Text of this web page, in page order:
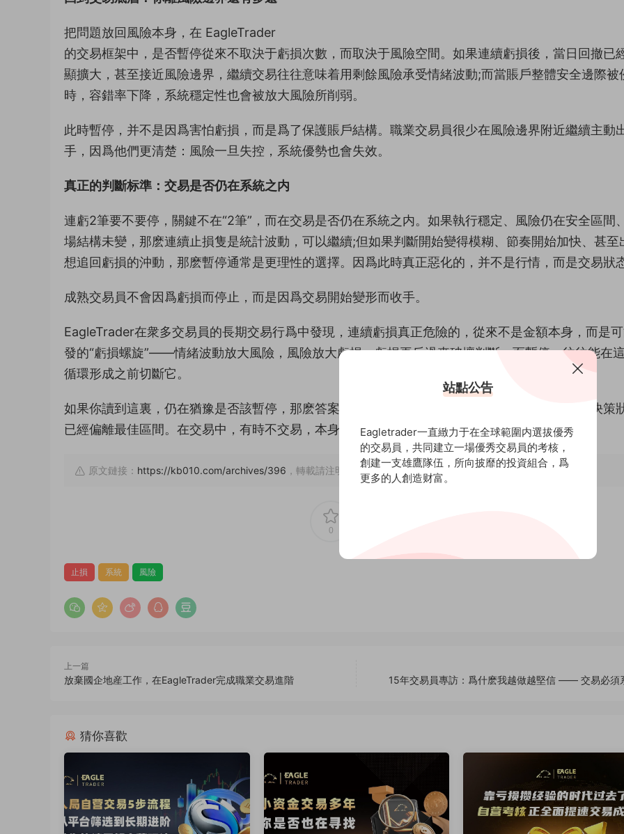
把問題放回風險本身，在 EagleTrader
的交易框架中，是否暫停從來不取決于虧損次數，而取決于風險空間。如果連續虧損後，當日回撤已
顯擴大，甚至接近風險邊界，繼續交易往往意味着用剩餘風險承受情緒波動;而當賬戶整體安全邊際被
時，容錯率下降，系統穩定性也會被放大風險所削弱。
此時暫停，并不是因爲害怕虧損，而是爲了保護賬戶結構。職業交易員很少在風險邊界附近繼續主動
手，因爲他們更清楚：風險一旦失控，系統優勢也會失效。
真正的判斷标準：交易是否仍在系統之内
連虧2筆要不要停，關鍵不在“2筆”，而在交易是否仍在系統之内。如果執行穩定、風險仍在安全區間
場結構未變，那麽連續止損隻是統計波動，可以繼續;但如果判斷開始變得模糊、節奏開始加快、甚至
想追回虧損的沖動，那麽暫停通常是更理性的選擇。因爲此時真正惡化的，并不是行情，而是交易狀态
成熟交易員不會因爲虧損而停止，而是因爲交易開始變形而收手。
EagleTrader在衆多交易員的長期交易行爲中發現，連續虧損真正危險的，從來不是金額本身，而是可
發的“虧損螺旋”——情緒波動放大風險，風險放大虧損，虧損再反過來破壞判斷。而暫停，往往能在
循環形成之前切斷它。
如果你讀到這裏，仍在猶豫是否該暫停，那麽答案往往已經很明确。因爲猶豫本身，就說明你的決策
已經偏離最佳區間。在交易中，有時不交易，本身就是一次經過風險控制後的“盈利”。
原文鏈接： https://kb010.com/archives/396 ，轉載請注明出處~~~
0
止損 系統 風險
上一篇
放棄國企地産工作，在EagleTrader完成職業交易進階 15年交易員專訪：爲什麽我越做越堅信 —— 交易必須
猜你喜歡
站點公告
Eagletrader一直緻力于在全球範圍内選拔優秀
的交易員，共同建立一場優秀交易員的考核，
創建一支雄鷹隊伍，所向披靡的投資組合，爲
更多的人創造财富。